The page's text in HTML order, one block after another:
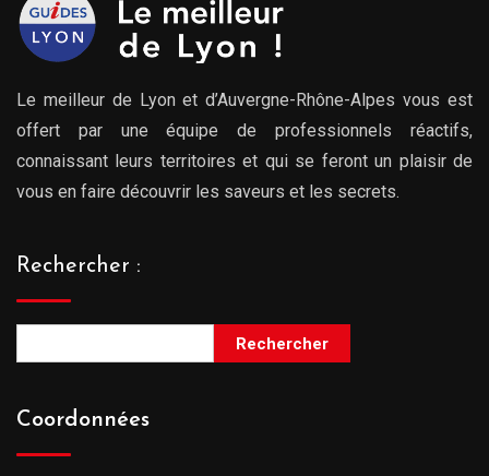
Le meilleur de Lyon et d’Auvergne-Rhône-Alpes vous est
offert par une équipe de professionnels réactifs,
connaissant leurs territoires et qui se feront un plaisir de
vous en faire découvrir les saveurs et les secrets.
Rechercher :
Rechercher
Coordonnées